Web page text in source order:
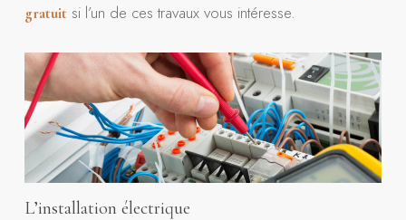
gratuitsi l’un de ces travaux vous intéresse.
L’installation électrique